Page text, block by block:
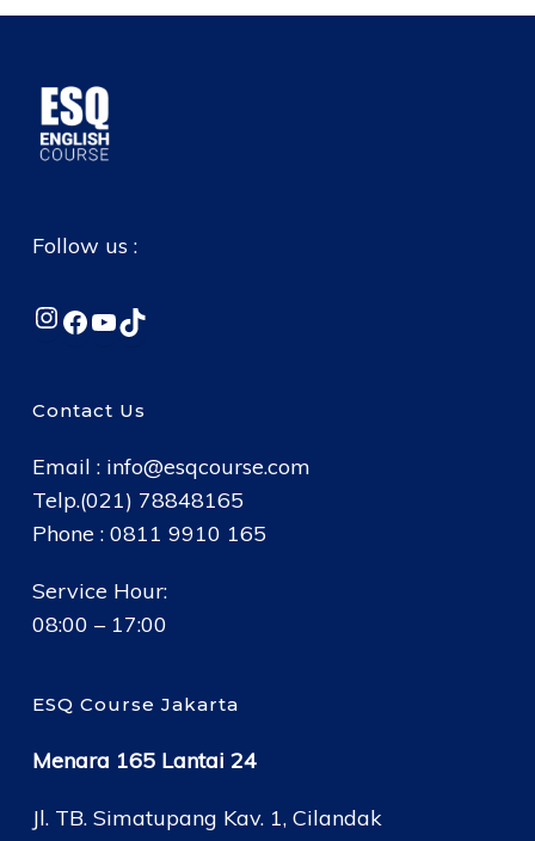
Follow us :
Instagram
Facebook
YouTube
TikTok
Contact Us
Email : info@esqcourse.com
Telp.(021) 78848165
Phone : 0811 9910 165
Service Hour:
08:00 – 17:00
ESQ Course Jakarta
Menara 165 Lantai 24
Jl. TB. Simatupang Kav. 1, Cilandak